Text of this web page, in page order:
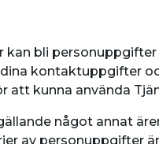
bli personuppgifter
kontaktuppgifter
att kunna använda
något annat
av personuppgifter